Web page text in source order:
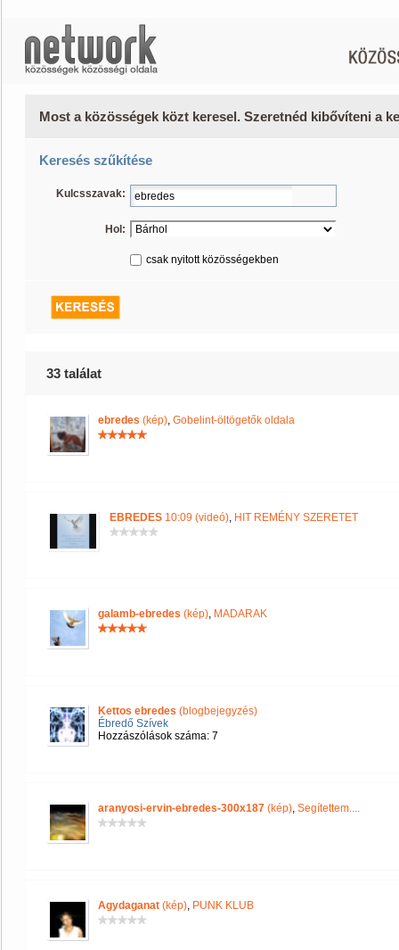
Most a közösségek közt keresel. Szeretnéd kibővíteni a
Keresés szűkítése
Kulcsszavak:
Hol:
csak nyitott közösségekben
33 találat
ebredes (kép), Gobelint-öltögetők oldala
EBREDES 10:09 (videó), HIT REMÉNY SZERETET
galamb-ebredes (kép), MADARAK
Kettos ebredes (blogbejegyzés)
Ébredő Szívek
Hozzászólások száma: 7
aranyosi-ervin-ebredes-300x187 (kép), Segítettem....
Agydaganat (kép), PUNK KLUB